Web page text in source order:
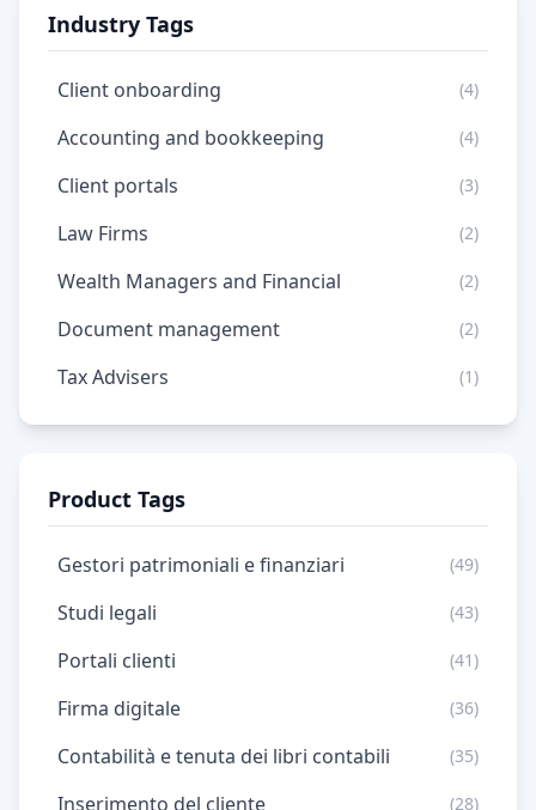
Industry Tags
Client onboarding (4)
Accounting and bookkeeping (4)
Client portals (3)
Law Firms (2)
Wealth Managers and Financial (2)
Document management (2)
Tax Advisers (1)
Product Tags
Gestori patrimoniali e finanziari (49)
Studi legali (43)
Portali clienti (41)
Firma digitale (36)
Contabilità e tenuta dei libri contabili (35)
Inserimento del cliente (28)